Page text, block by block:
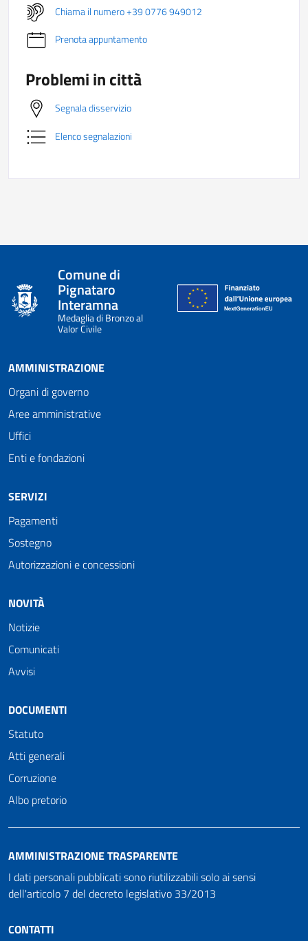
Chiama il numero +39 0776 949012
Prenota appuntamento
Problemi in città
Segnala disservizio
Elenco segnalazioni
Comune di
Pignataro
Interamna
Medaglia di Bronzo al
Valor Civile
AMMINISTRAZIONE
Organi di governo
Aree amministrative
Uffici
Enti e fondazioni
SERVIZI
Pagamenti
Sostegno
Autorizzazioni e concessioni
NOVITÀ
Notizie
Comunicati
Avvisi
DOCUMENTI
Statuto
Atti generali
Corruzione
Albo pretorio
AMMINISTRAZIONE TRASPARENTE
I dati personali pubblicati sono riutilizzabili solo ai sensi
dell'articolo 7 del decreto legislativo 33/2013
CONTATTI